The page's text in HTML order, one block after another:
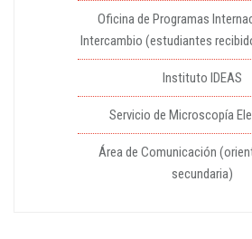
Oficina de Programas
Intercambio (estudiantes
Instituto IDEAS
Servicio de Microscopía
Área de Comunicación
secundaria)